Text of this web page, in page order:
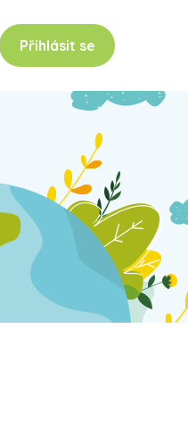
Přihlásit se